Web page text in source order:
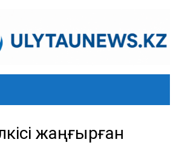
жаңғырған